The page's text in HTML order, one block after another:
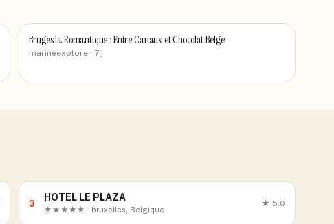
Bruges la Romantique : Entre Canaux et Chocolat Belge
marineexplore · 7 j
3
HOTEL LE PLAZA
★★★★★ · bruxelles, Belgique
★ 5.0